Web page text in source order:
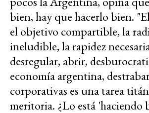
bien, hay que hacerlo bien.
el objetivo compartible, la
ineludible, la rapidez
desregular, abrir,
economía argentina,
corporativas es una tarea
meritoria. ¿Lo está 'haciendo